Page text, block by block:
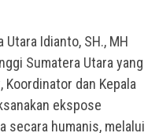
Utara Idianto, SH., MH
Sumatera Utara yang
dan Kepala
ekspose
secara humanis, melalui